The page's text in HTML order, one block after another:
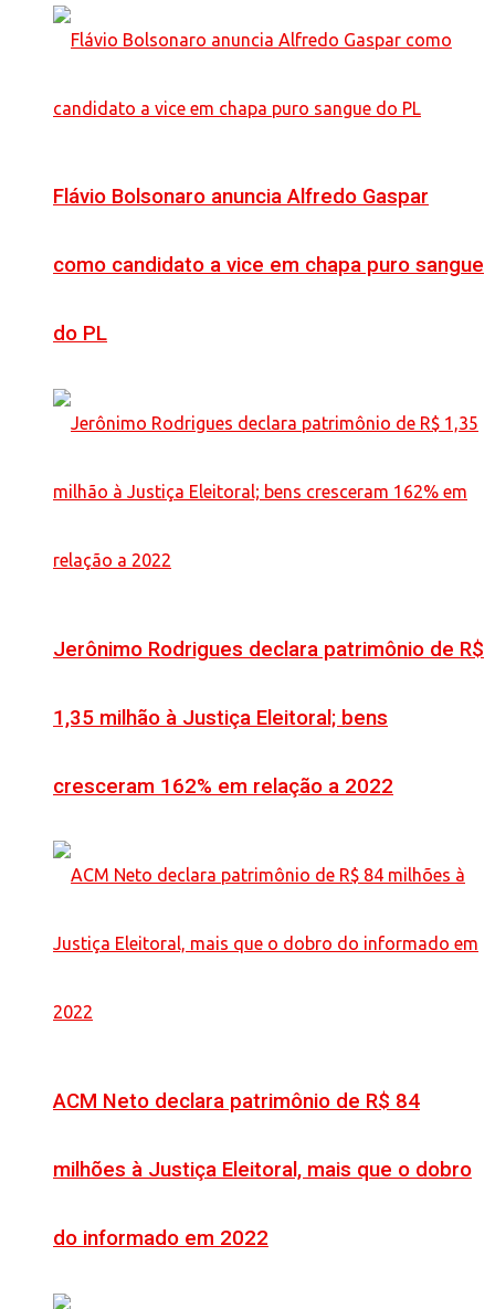
Flávio Bolsonaro anuncia Alfredo Gaspar
como candidato a vice em chapa puro sangue
do PL
Jerônimo Rodrigues declara patrimônio de R$
1,35 milhão à Justiça Eleitoral; bens
cresceram 162% em relação a 2022
ACM Neto declara patrimônio de R$ 84
milhões à Justiça Eleitoral, mais que o dobro
do informado em 2022